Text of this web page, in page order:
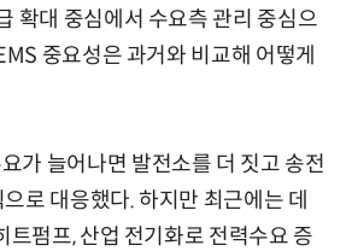
확대 중심에서 수요측 관리 중심으
중요성은 과거와 비교해 어떻게
가 늘어나면 발전소를 더 짓고 송전
로 대응했다. 하지만 최근에는 데
트펌프, 산업 전기화로 전력수요 증